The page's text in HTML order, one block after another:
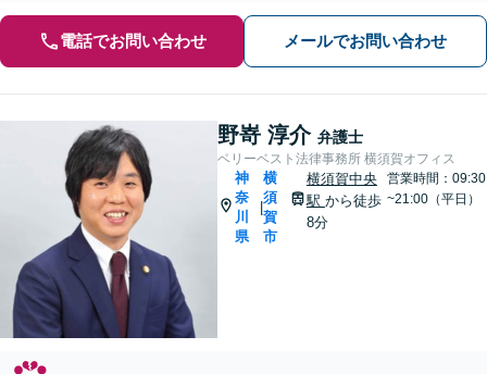
電話でお問い合わせ メールでお問い合わせ
野嵜 淳介 弁護士
ベリーベスト法律事務所 横須賀オフィス
神
奈
川
県
|
横
須
賀
市
横須賀中央
駅 から徒歩
8分
営業時間：09:30
~21:00（平日）